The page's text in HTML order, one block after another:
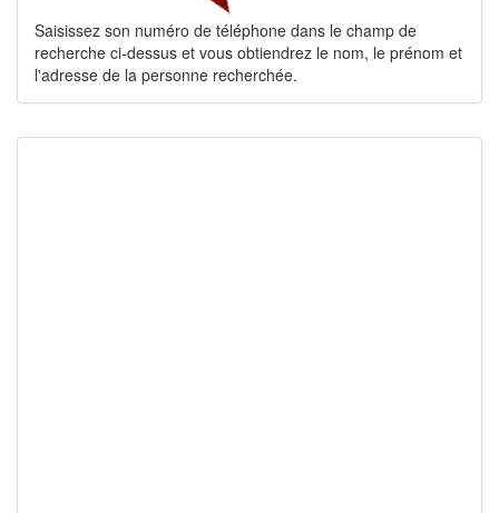
Saisissez son numéro de téléphone dans le champ de
recherche ci-dessus et vous obtiendrez le nom, le prénom et
l'adresse de la personne recherchée.